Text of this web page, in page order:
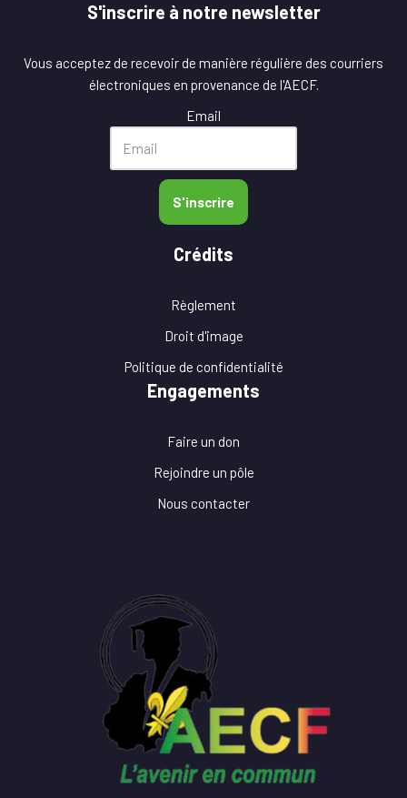
S'inscrire à notre newsletter
Vous acceptez de recevoir de manière régulière des courriers
électroniques en provenance de l'AECF.
Email
S'inscrire
Crédits
Règlement
Droit d'image
Politique de confidentialité
Engagements
Faire un don
Rejoindre un pôle
Nous contacter